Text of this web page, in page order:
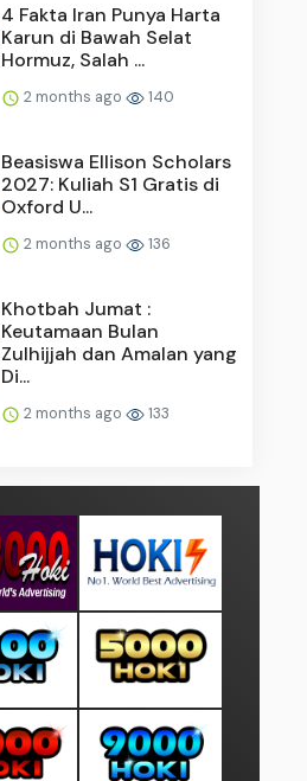
4 Fakta Iran Punya Harta
Karun di Bawah Selat
Hormuz, Salah ...
2 months ago 140
Beasiswa Ellison Scholars
2027: Kuliah S1 Gratis di
Oxford U...
2 months ago 136
Khotbah Jumat :
Keutamaan Bulan
Zulhijjah dan Amalan yang
Di...
2 months ago 133